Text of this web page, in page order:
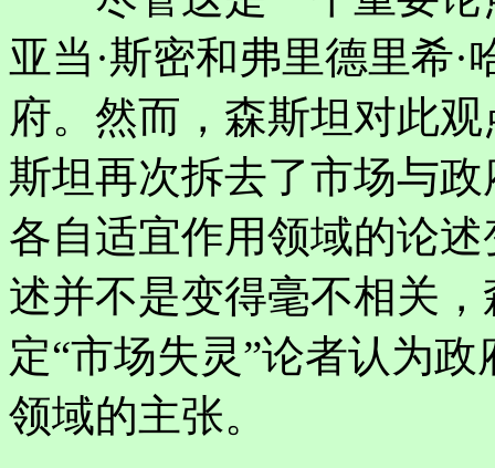
亚当·斯密和弗里德里希
府。然而，森斯坦对此
斯坦再次拆去了市场与
各自适宜作用领域的论
述并不是变得毫不相关
定“市场失灵”论者认为
领域的主张。